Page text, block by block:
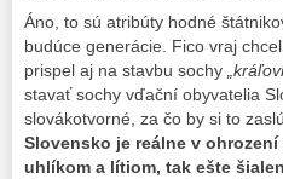
Áno, to sú atribúty hodné
budúce generácie. Fico vraj
prispel aj na stavbu sochy
stavať sochy vďační obyvatelia
slovákotvorné, za čo by si to
Slovensko je reálne v
uhlíkom a lítiom, tak ešte